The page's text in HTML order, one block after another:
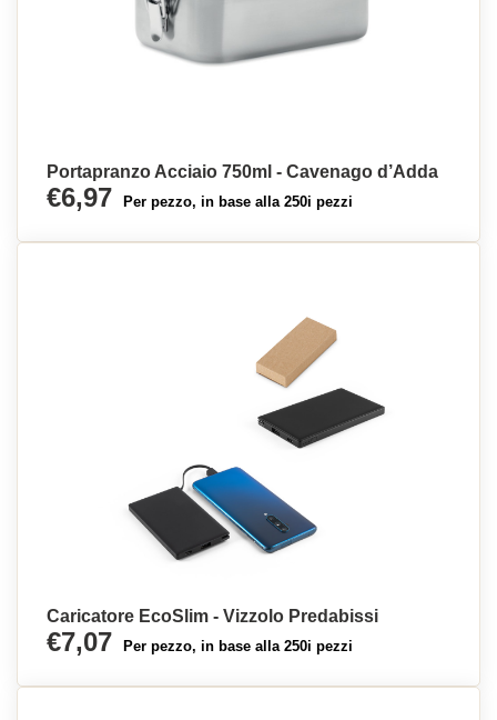
Portapranzo Acciaio 750ml - Cavenago d’Adda
€6,97 Per pezzo, in base alla 250i pezzi
Caricatore EcoSlim - Vizzolo Predabissi
€7,07 Per pezzo, in base alla 250i pezzi